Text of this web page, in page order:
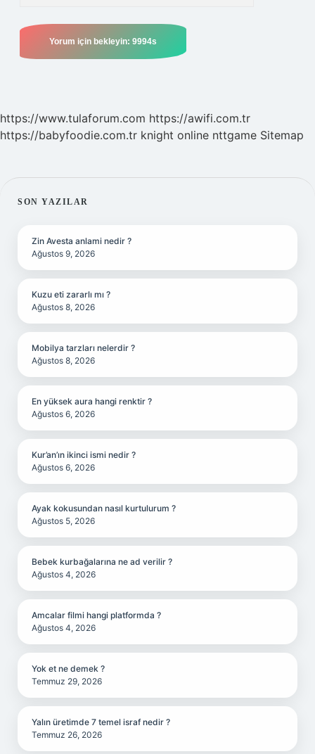
https://www.tulaforum.com https://awifi.com.tr
https://babyfoodie.com.tr knight online nttgame Sitemap
SIDEBAR
SON YAZILAR
Zin Avesta anlami nedir ?
Ağustos 9, 2026
Kuzu eti zararlı mı ?
Ağustos 8, 2026
Mobilya tarzları nelerdir ?
Ağustos 8, 2026
En yüksek aura hangi renktir ?
Ağustos 6, 2026
Kur’an’ın ikinci ismi nedir ?
Ağustos 6, 2026
Ayak kokusundan nasıl kurtulurum ?
Ağustos 5, 2026
Bebek kurbağalarına ne ad verilir ?
Ağustos 4, 2026
Amcalar filmi hangi platformda ?
Ağustos 4, 2026
Yok et ne demek ?
Temmuz 29, 2026
Yalın üretimde 7 temel israf nedir ?
Temmuz 26, 2026